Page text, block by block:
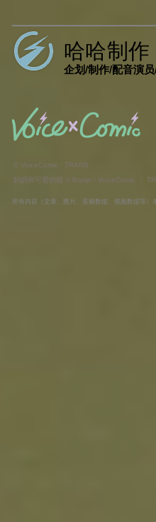
哈哈制作
企划/制作/配音演
© VoiceComic · TRANS
妈妈和可爱的猫 © Banpi / VoiceComic ・
所有内容（文章、图片、音频数据、视频数据等）​